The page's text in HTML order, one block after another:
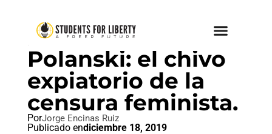
FEMINISMO, SIN CATEGORIZAR
Polanski: el chivo
expiatorio de la
censura feminista.
PorJorge Encinas Ruiz
Publicado endiciembre 18, 2019